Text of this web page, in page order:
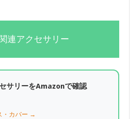
連アクセサリー
サリーをAmazonで確認
・カバー →